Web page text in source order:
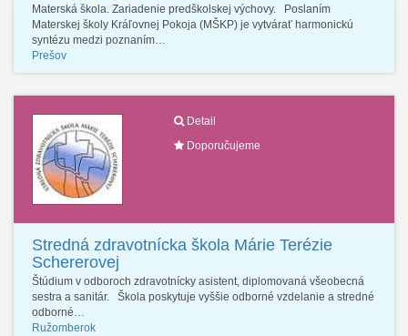
Materská škola. Zariadenie predškolskej výchovy. Poslaním
Materskej školy Kráľovnej Pokoja (MŠKP) je vytvárať harmonickú
syntézu medzi poznaním…
Prešov
Detail
Doporučujeme
Stredná zdravotnícka škola Márie Terézie
Schererovej
Štúdium v odboroch zdravotnícky asistent, diplomovaná všeobecná
sestra a sanitár. Škola poskytuje vyššie odborné vzdelanie a stredné
odborné…
Ružomberok